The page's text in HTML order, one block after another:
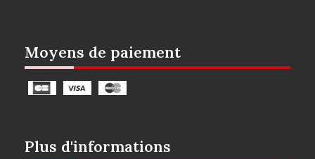
Moyens de paiement
Plus d'informations